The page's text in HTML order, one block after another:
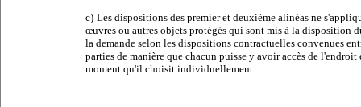
c) Les dispositions des premier et deuxième alinéas ne
œuvres ou autres objets protégés qui sont mis à la disposition
la demande selon les dispositions contractuelles convenues
parties de manière que chacun puisse y avoir accès de l'endroit
moment qu'il choisit individuellement.